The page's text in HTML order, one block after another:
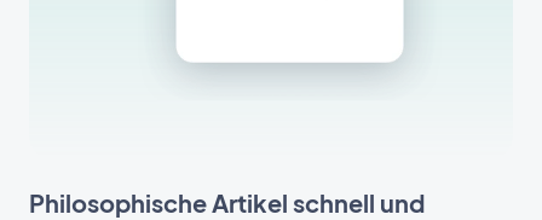
Philosophische Artikel schnell und